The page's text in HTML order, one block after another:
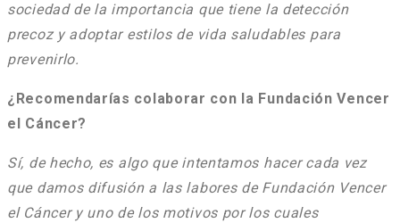
sociedad de la importancia que tiene la detección
precoz y adoptar estilos de vida saludables para
prevenirlo.
¿Recomendarías colaborar con la Fundación Vencer
el Cáncer?
Sí, de hecho, es algo que intentamos hacer cada vez
que damos difusión a las labores de Fundación Vencer
el Cáncer y uno de los motivos por los cuales